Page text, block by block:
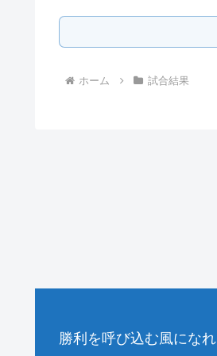
ホーム 試合結果
勝利を呼び込む風になれ